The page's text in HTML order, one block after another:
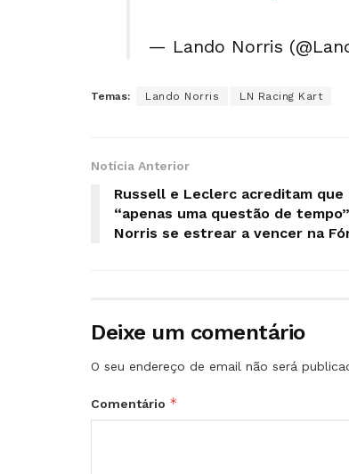
— Lando Norris
Temas: Lando Norris LN Racing Kart
Notícia Anterior
Russell e Leclerc acreditam que
“apenas uma questão de
Norris se estrear a vencer na
Deixe um comentário
O seu endereço de email não será
Comentário *